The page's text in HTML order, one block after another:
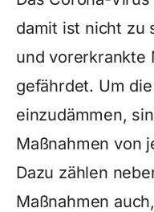
damit ist nicht zu
und vorerkrankte
gefährdet. Um
einzudämmen,
Maßnahmen von
Dazu zählen
Maßnahmen